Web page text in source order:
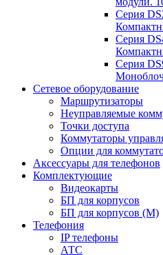
Серия
Серия
Серия
Сетевое оборудование
Маршрутизаторы
Неуправляемые
Точки доступа
Коммутаторы
Опции для
Аксессуары для телефонов
Комплектующие
Видеокарты
БП для корпусов
БП для корпусов (М)
Телефония
IP телефоны
АТС